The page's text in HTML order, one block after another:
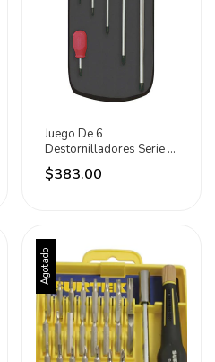
Juego De 6
Destornilladores Serie R
Punta Phillips Urrea
$383.00
Agotado